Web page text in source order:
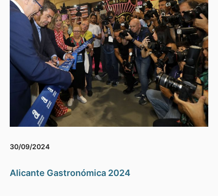
30/09/2024
Alicante Gastronómica 2024